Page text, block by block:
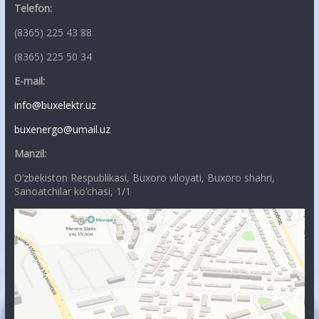
Telefon:
(8365) 225 43 88
(8365) 225 50 34
E-mail:
info@buxelektr.uz
buxenergo@umail.uz
Manzil:
O’zbekiston Respublikasi, Buxoro viloyati, Buxoro shahri,
Sanoatchilar ko’chasi, 1/1